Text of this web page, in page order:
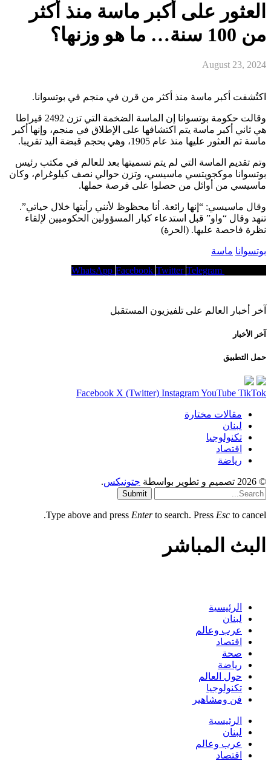
العثور على أكبر ماسة منذ أكثر
من 100 سنة… ما هو وزنها؟
August 23, 2024
اكتُشفت أكبر ماسة منذ أكثر من قرن في منجم في بوتسوانا.
وقالت حكومة بوتسوانا إن الماسة الضخمة التي تزن 2492 قيراطا
هي ثاني أكبر ماسة يتم اكتشافها على الإطلاق في منجم، وإنها أكبر
ماسة تم العثور عليها منذ عام 1905، وهي بحجم قبضة اليد تقريبا.
وتم تقديم الماسة التي لم يتم تسميتها بعد للعالم في مكتب رئيس
بوتسوانا موكجويتسي ماسيسي، وتزن حوالي نصف كيلوغرام، وكان
ماسيسي من أوائل من حصلوا على فرصة حملها.
وقال ماسيسي: “إنها رائعة. أنا محظوظ لأنني رأيتها خلال حياتي”.
تنهد وقال “واو” قبل استدعاء كبار المسؤولين الحكوميين لإلقاء
نظرة فاحصة عليها. (الحرة)
بوتسوانا ماسة
WhatsApp Facebook Twitter Telegram
آخر أخبار العالم على تلفيزيون المستقبل
آخر الأخبار
حمل التطبيق
Facebook X (Twitter) InstagramYouTube TikTok
مقالات مختارة
لبنان
تكنولوجيا
اقتصاد
رياضة
© 2026 تصميم و تطوير بواسطة جتونيكس.
Submit
Type above and press Enterto search. Press Esc to cancel.
البث المباشر
الرئيسية
لبنان
عرب وعالم
اقتصاد
صحة
رياضة
حول العالم
تكنولوجيا
فن ومشاهير
الرئيسية
لبنان
عرب وعالم
اقتصاد